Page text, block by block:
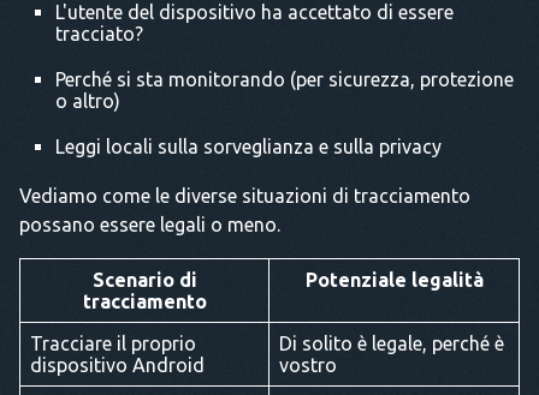
L'utente del dispositivo ha accettato di essere
tracciato?
Perché si sta monitorando (per sicurezza, protezione
o altro)
Leggi locali sulla sorveglianza e sulla privacy
Vediamo come le diverse situazioni di tracciamento
possano essere legali o meno.
Scenario di
tracciamento
Potenziale legalità
Tracciare il proprio
dispositivo Android
Di solito è legale, perché è
vostro